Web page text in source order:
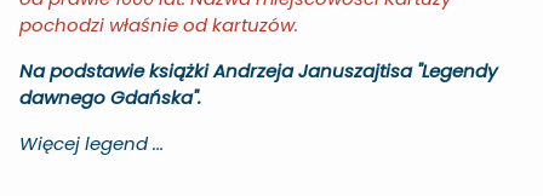
pochodzi właśnie od kartuzów.
Na podstawie książki Andrzeja Januszajtisa "Legendy
dawnego Gdańska".
Więcej legend ...